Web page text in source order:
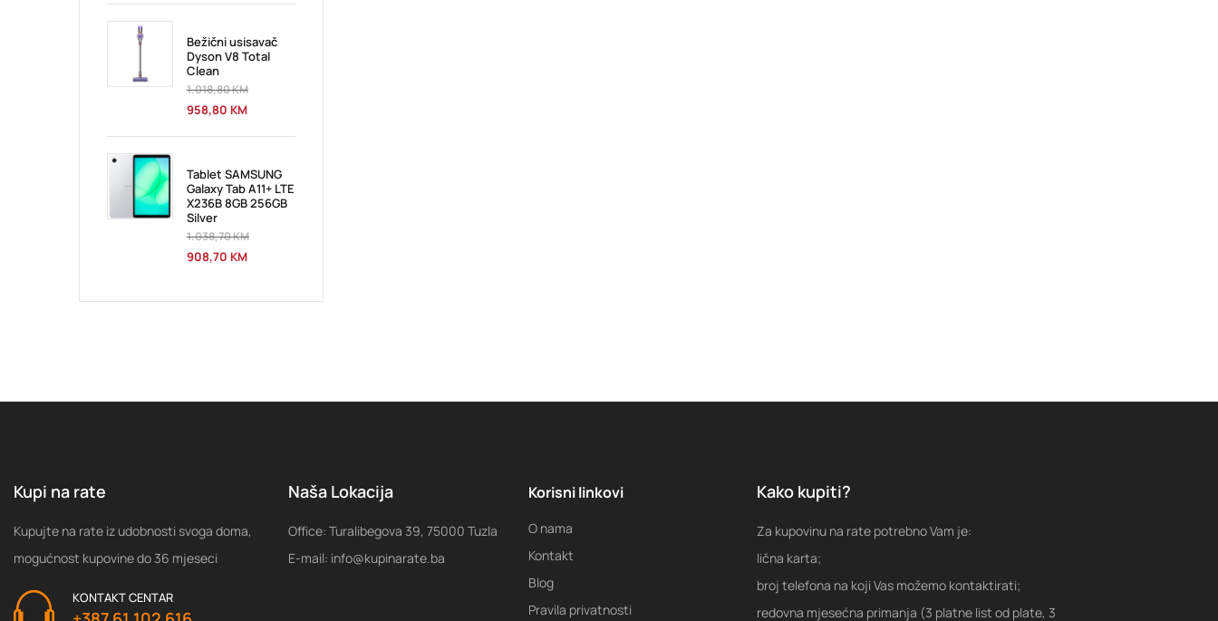
Bežični usisavač
Dyson V8 Total
Clean
1.018,80KM
958,80 KM
Tablet SAMSUNG
Galaxy Tab A11+ LTE
X236B 8GB 256GB
Silver
1.038,70KM
908,70 KM
Kupi na rate
Kupujte na rate iz udobnosti svoga doma,
mogućnost kupovine do 36 mjeseci
KONTAKT CENTAR
Naša Lokacija
Office: Turalibegova 39, 75000 Tuzla
E-mail: info@kupinarate.ba
Korisni linkovi
O nama
Kontakt
Blog
Pravila privatnosti
Kako kupiti?
Za kupovinu na rate potrebno Vam je:
lična karta;
broj telefona na koji Vas možemo kontaktirati;
redovna mjesećna primanja (3 platne list od plate, 3